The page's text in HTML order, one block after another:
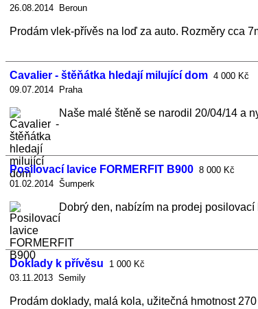
26.08.2014 Beroun
Prodám vlek-přívěs na loď za auto. Rozměry cca
Cavalier - štěňátka hledají milující dom 4 000 Kč
09.07.2014 Praha
Naše malé štěně se narodil 20/04/14 a
Posilovací lavice FORMERFIT B900 8 000 Kč
01.02.2014 Šumperk
Dobrý den, nabízím na prodej
Doklady k přívěsu
1 000 Kč
03.11.2013 Semily
Prodám doklady, malá kola, užitečná hmotnost 270